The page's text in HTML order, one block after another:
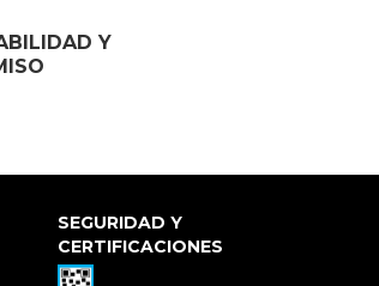
Y
SEGURIDAD Y
CERTIFICACIONES